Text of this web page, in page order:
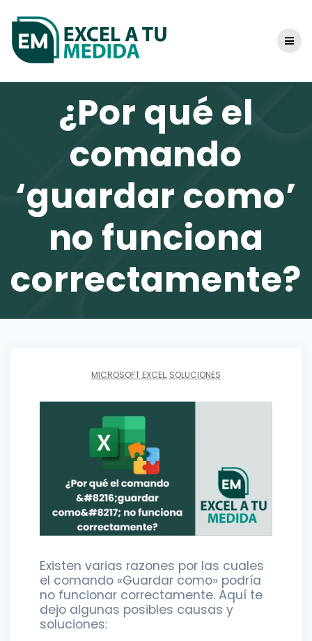
content
¿Por qué el
comando
‘guardar como’
no funciona
correctamente?
MICROSOFT EXCEL, SOLUCIONES
Existen varias razones por las cuales
el comando «Guardar como» podría
no funcionar correctamente. Aquí te
dejo algunas posibles causas y
soluciones: